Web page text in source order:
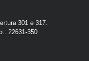
301 e 317.
22631-350